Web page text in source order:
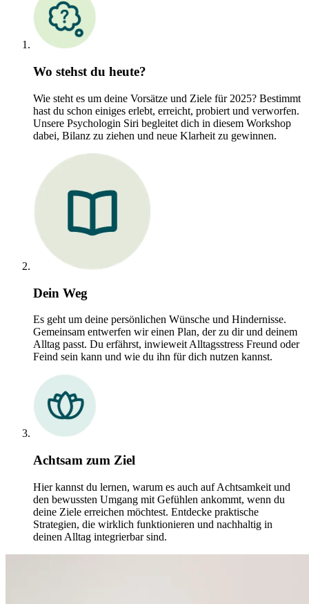
Wo stehst du heute?
Wie steht es um deine Vorsätze und Ziele für 2025? Bestimmt
hast du schon einiges erlebt, erreicht, probiert und verworfen.
Unsere Psychologin Siri begleitet dich in diesem Workshop
dabei, Bilanz zu ziehen und neue Klarheit zu gewinnen.
Dein Weg
Es geht um deine persönlichen Wünsche und Hindernisse.
Gemeinsam entwerfen wir einen Plan, der zu dir und deinem
Alltag passt. Du erfährst, inwieweit Alltagsstress Freund oder
Feind sein kann und wie du ihn für dich nutzen kannst.
Achtsam zum Ziel
Hier kannst du lernen, warum es auch auf Achtsamkeit und
den bewussten Umgang mit Gefühlen ankommt, wenn du
deine Ziele erreichen möchtest. Entdecke praktische
Strategien, die wirklich funktionieren und nachhaltig in
deinen Alltag integrierbar sind.